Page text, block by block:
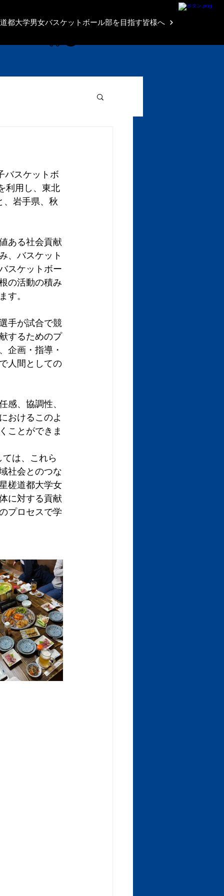
都大学男女バスケットボール部を目指す皆様へ
バスケットボ
利用し、東北
、岩手県、秋
ある社会貢献
、バスケット
スケットボー
の活動の積み
す。
手が試合で競
するためのプ
企画・指導・
人間としての
感、協調性、
おけるこのよ
ことができま
は、これら
社会とのつな
槎道都大学女
に対する貢献
プロセスで学